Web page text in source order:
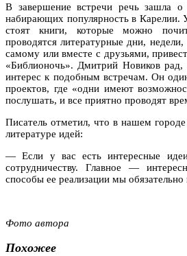
В завершение встречи речь зашла о
набирающих популярность в Карелии.
стоят книги, которые можно
проводятся литературные дни,
самому или вместе с друзьями,
«Библионочь». Дмитрий Новиков
интерес к подобным встречам. Он
проектов, где «одни имеют
послушать, и все приятно проводят
Писатель отметил, что в нашем
литературе идей:
— Если у вас есть интересные
сотрудничеству. Главное —
способы ее реализации мы
Фото автора
Похожее